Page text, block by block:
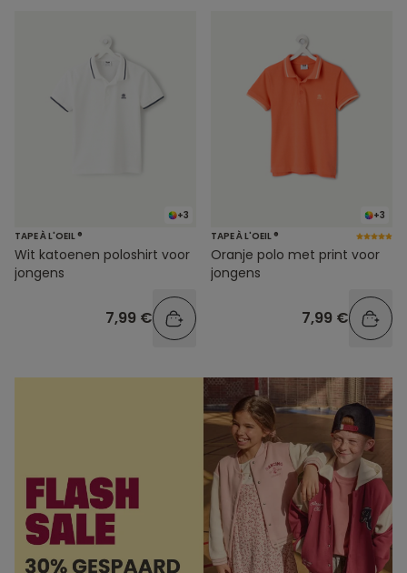
+3
TAPE À L'OEIL ®
Wit katoenen poloshirt voor
jongens
7,99 €
+3
TAPE À L'OEIL ®
Oranje polo met print voor
jongens
7,99 €